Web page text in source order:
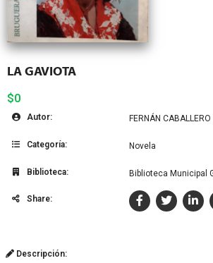
LA GAVIOTA
$0
Autor: FERNÁN CABALLERO
Categoría: Novela
Biblioteca: Biblioteca Municipal
Share:
Descripción: